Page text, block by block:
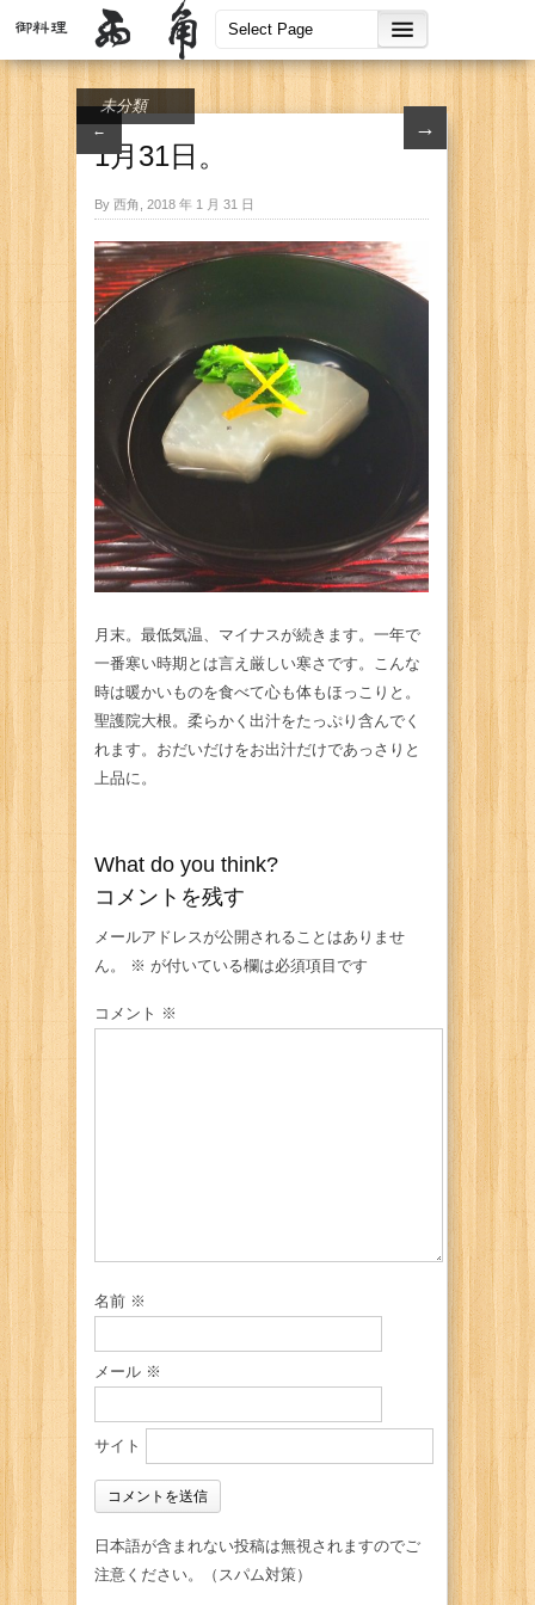
← →
未分類
1月31日。
By 西角, 2018 年 1 月 31 日
月末。最低気温、マイナスが続きます。一年で
一番寒い時期とは言え厳しい寒さです。こんな
時は暖かいものを食べて心も体もほっこりと。
聖護院大根。柔らかく出汁をたっぷり含んでく
れます。おだいだけをお出汁だけであっさりと
上品に。
What do you think?
コメントを残す
メールアドレスが公開されることはありませ
ん。
※ が付いている欄は必須項目です
コメント ※
名前 ※
メール ※
サイト
日本語が含まれない投稿は無視されますのでご
注意ください。（スパム対策）